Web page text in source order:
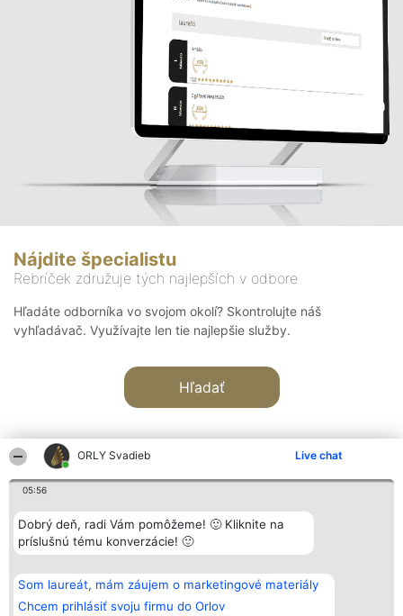
ORLY Svadieb Live chat
05:56
Dobrý deň, radi Vám pomôžeme! 🙂 Kliknite na
príslušnú tému konverzácie! 🙂
Som laureát, mám záujem o marketingové materiály
Chcem prihlásiť svoju firmu do Orlov
Nájdite špecialistu
Rebríček združuje tých najlepších v odbore
Hľadáte odborníka vo svojom okolí? Skontrolujte náš
vyhľadávač. Využívajte len tie najlepšie služby.
Hľadať
Organizátor hodnotenia
Bright Side Solutions sp. z o.
o. sp. k.
Wrocław 50-079
KRS 0000749100 | Regon
381313360 | NIP 8943132676
+48 508 492 400
Hodnotenie
Laureáti
Lista
Laureatów
Podmienky
Obchodné
podmienky
Kontakt
Kontakt